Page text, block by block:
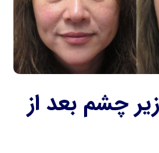
چشم بعد از